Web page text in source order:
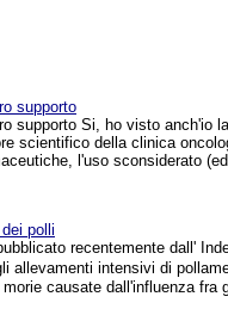
supporto
supporto Si, ho visto anch'io
scientifico della clinica
l'uso sconsiderato
polli
recentemente dall'
allevamenti intensivi di
causate dall'influenza